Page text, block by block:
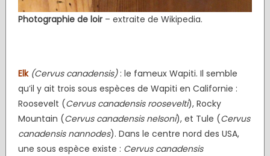
Photographie de loir– extraite de Wikipedia.
Elk(Cervus canadensis): le fameux Wapiti. Il semble
qu’il y ait trois sous espèces de Wapiti en Californie :
Roosevelt (Cervus canadensis roosevelti), Rocky
Mountain (Cervus canadensis nelsoni), et Tule (Cervus
canadensis nannodes). Dans le centre nord des USA,
une sous espèce existe : Cervus canadensis